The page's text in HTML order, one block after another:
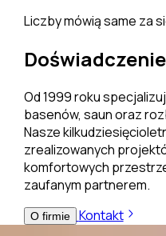
Liczby mówią same za
Od 1999 roku
basenów, saun oraz
Nasze
zrealizowanych
komfortowych
zaufanym partnerem.
O firmie Kontakt